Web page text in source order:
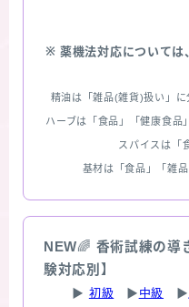
※ 薬機法対応については
精油は「雑品(雑貨)扱い」
ハーブは「食品」「健康食品
スパイスは「
基材は「食品」「雑
NEW🌈 香術試練の導
験対応別】
▶ 初級 ▶ 中級 ▶